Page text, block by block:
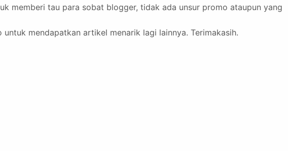
memberi tau para sobat blogger, tidak ada unsur promo ataupun yang
untuk mendapatkan artikel menarik lagi lainnya. Terimakasih.